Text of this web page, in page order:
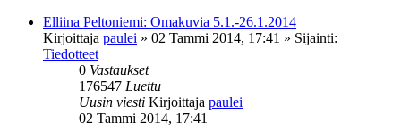
Elliina Peltoniemi: Omakuvia 5.1.-26.1.2014
Kirjoittaja paulei » 02 Tammi 2014, 17:41 » Sijainti:
Tiedotteet
0 Vastaukset
176547 Luettu
Uusin viesti Kirjoittaja paulei
02 Tammi 2014, 17:41